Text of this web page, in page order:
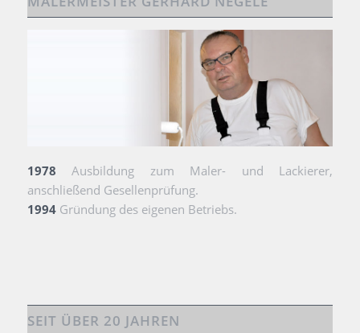
1978 Ausbildung zum Maler- und Lackierer,
anschließend Gesellenprüfung.
1994Gründung des eigenen Betriebs.
SEIT ÜBER 20 JAHREN